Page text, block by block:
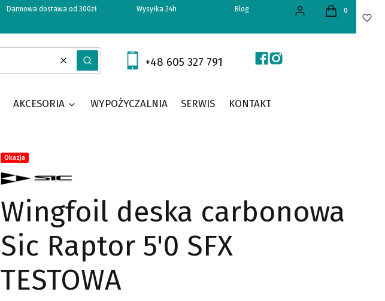
Darmowa dostawa od 300zł Wysyłka 24h Blog Zaloguj sięProdukty w
Koszyk
WyczyśćSzukaj +48 605 327 791
AKCESORIA WYPOŻYCZALNIA SERWIS KONTAKT
Tagi produktu
Okazja
Wingfoil deska carbonowa
Sic Raptor 5'0 SFX
TESTOWA